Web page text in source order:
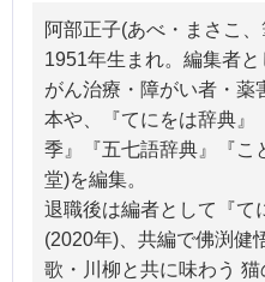
阿部正子(あべ・まさこ
1951年生まれ。編集者
がん治療・障がい者・薬
本や、『てにをは辞典』
季』『五七語辞典』『こ
堂)を編集。
退職後は編者として『て
(2020年)、共編で佛渕健
歌・川柳と共に味わう